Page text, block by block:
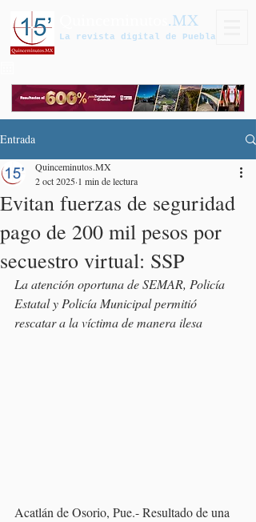
.MX
La revista digital de Puebla
Entrada
Evitan fuerzas de seguridad
pago de 200 mil pesos por
secuestro virtual: SSP
Quinceminutos.MX
2 oct 2025 1 min de lectura
La atención oportuna de SEMAR, Policía
Estatal y Policía Municipal permitió
rescatar a la víctima de manera ilesa
Acatlán de Osorio, Pue.- Resultado de una